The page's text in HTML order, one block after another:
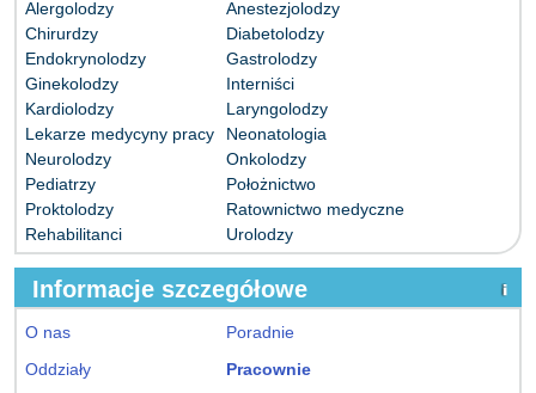
Alergolodzy
Anestezjolodzy
Chirurdzy
Diabetolodzy
Endokrynolodzy
Gastrolodzy
Ginekolodzy
Interniści
Kardiolodzy
Laryngolodzy
Lekarze medycyny pracy
Neonatologia
Neurolodzy
Onkolodzy
Pediatrzy
Położnictwo
Proktolodzy
Ratownictwo medyczne
Rehabilitanci
Urolodzy
Informacje szczegółowe
O nas
Poradnie
Oddziały
Pracownie